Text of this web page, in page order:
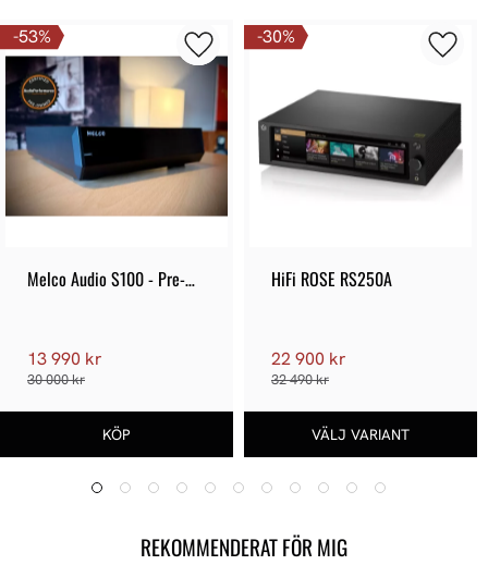
Melco Audio S100 - Pre-
13 990 kr
30 000 kr
53%
HiFi ROSE RS250A
22 900 kr
32 490 kr
30%
REKOMMENDERAT FÖR MIG